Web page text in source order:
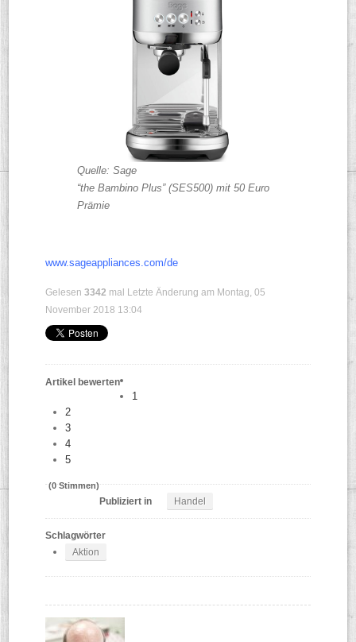
Quelle: Sage
“the Bambino Plus” (SES500) mit 50 Euro
Prämie
www.sageappliances.com/de
Gelesen 3342 mal Letzte Änderung am Montag, 05
November 2018 13:04
Artikel bewerten
1
2
3
4
5
(0 Stimmen)
Publiziert in Handel
Schlagwörter
Aktion